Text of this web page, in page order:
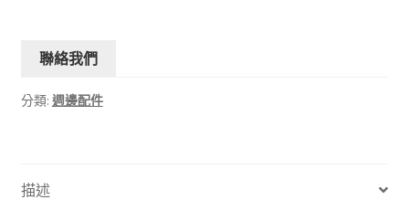
聯絡我們
分類: 週邊配件
描述